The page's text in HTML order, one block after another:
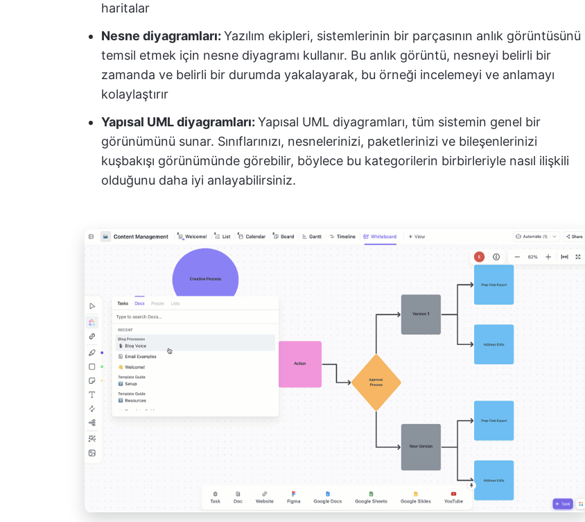
haritalar
Nesne diyagramları: Yazılım ekipleri, sistemlerinin bir parçasının anlık görüntüsünü
temsil etmek için nesne diyagramı kullanır. Bu anlık görüntü, nesneyi belirli bir
zamanda ve belirli bir durumda yakalayarak, bu örneği incelemeyi ve anlamayı
kolaylaştırır
Yapısal UML diyagramları: Yapısal UML diyagramları, tüm sistemin genel bir
görünümünü sunar. Sınıflarınızı, nesnelerinizi, paketlerinizi ve bileşenlerinizi
kuşbakışı görünümünde görebilir, böylece bu kategorilerin birbirleriyle nasıl ilişkili
olduğunu daha iyi anlayabilirsiniz.